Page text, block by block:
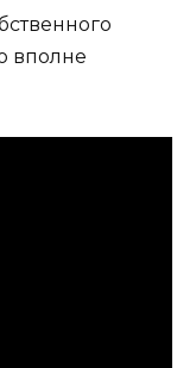
вполне